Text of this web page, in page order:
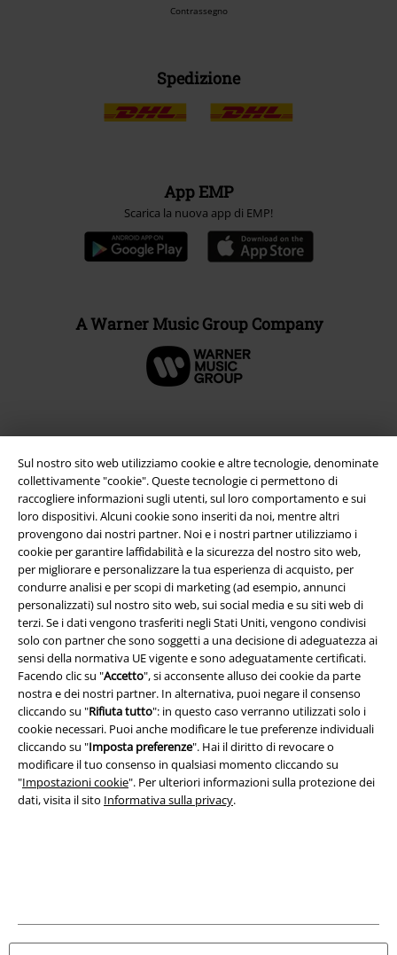
Sul nostro sito web utilizziamo cookie e altre tecnologie, denominate
collettivamente "cookie". Queste tecnologie ci permettono di
raccogliere informazioni sugli utenti, sul loro comportamento e sui
loro dispositivi. Alcuni cookie sono inseriti da noi, mentre altri
provengono dai nostri partner. Noi e i nostri partner utilizziamo i
cookie per garantire laffidabilità e la sicurezza del nostro sito web,
per migliorare e personalizzare la tua esperienza di acquisto, per
condurre analisi e per scopi di marketing (ad esempio, annunci
personalizzati) sul nostro sito web, sui social media e su siti web di
terzi. Se i dati vengono trasferiti negli Stati Uniti, vengono condivisi
solo con partner che sono soggetti a una decisione di adeguatezza ai
sensi della normativa UE vigente e sono adeguatamente certificati.
Facendo clic su "Accetto", si acconsente alluso dei cookie da parte
nostra e dei nostri partner. In alternativa, puoi negare il consenso
cliccando su "Rifiuta tutto": in questo caso verranno utilizzati solo i
cookie necessari. Puoi anche modificare le tue preferenze individuali
cliccando su "Imposta preferenze". Hai il diritto di revocare o
modificare il tuo consenso in qualsiasi momento cliccando su
"Impostazioni cookie". Per ulteriori informazioni sulla protezione dei
dati, visita il sito Informativa sulla privacy.
Contrassegno
Spedizione
App EMP
Scarica la nuova app di EMP!
A Warner Music Group Company
Info legali
Termini & Condizioni
Redazione
Legge sulla Privacy
Smaltimento rifiuti e protezione dell’ambiente
Dichiarazione di Conformità
Informazioni sull'accessibilità